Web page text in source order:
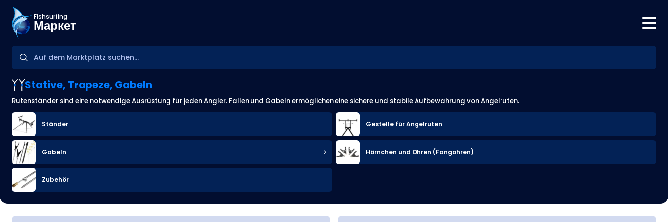
Fishsurfing
Маркет
Stative, Trapeze, Gabeln
Rutenständer sind eine notwendige Ausrüstung für jeden Angler. Fallen und Gabeln ermöglichen eine sichere und stabile Aufbewahrung von Angelruten.
Ständer Gestelle für Angelruten
Gabeln Hörnchen und Ohren (Fangohren)
Zubehör